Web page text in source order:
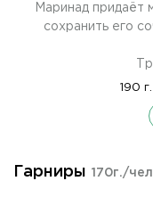
Маринад придаёт
сохранить его
190 г.
Гарниры 170г./